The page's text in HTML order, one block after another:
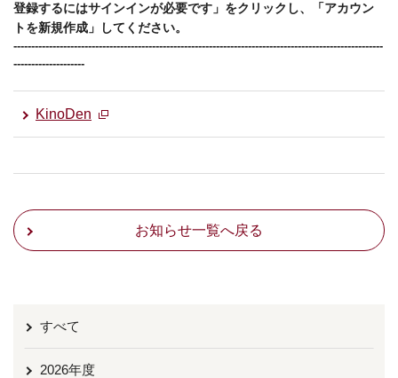
登録するにはサインインが必要です」をクリックし、「アカウン
トを新規作成」してください。
--------------------------------------------------------------------------------------------------------
--------------------
KinoDen
お知らせ一覧へ戻る
すべて
2026年度